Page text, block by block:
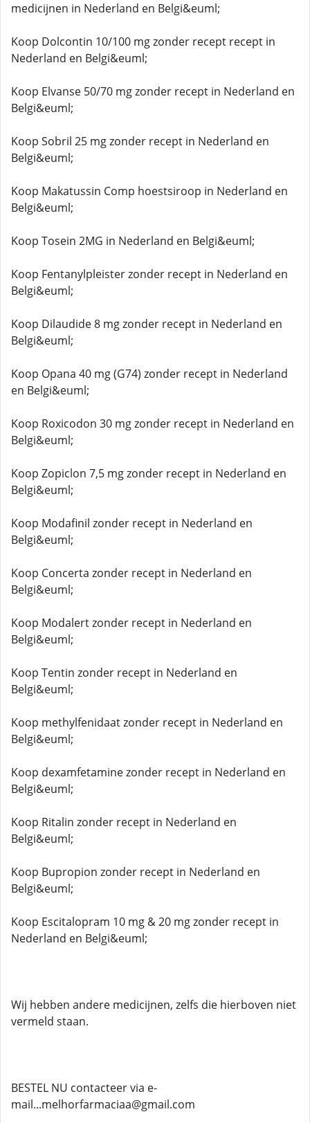
medicijnen in Nederland en Belgi&euml;
Koop Dolcontin 10/100 mg zonder recept recept in
Nederland en Belgi&euml;
Koop Elvanse 50/70 mg zonder recept in Nederland en
Belgi&euml;
Koop Sobril 25 mg zonder recept in Nederland en
Belgi&euml;
Koop Makatussin Comp hoestsiroop in Nederland en
Belgi&euml;
Koop Tosein 2MG in Nederland en Belgi&euml;
Koop Fentanylpleister zonder recept in Nederland en
Belgi&euml;
Koop Dilaudide 8 mg zonder recept in Nederland en
Belgi&euml;
Koop Opana 40 mg (G74) zonder recept in Nederland
en Belgi&euml;
Koop Roxicodon 30 mg zonder recept in Nederland en
Belgi&euml;
Koop Zopiclon 7,5 mg zonder recept in Nederland en
Belgi&euml;
Koop Modafinil zonder recept in Nederland en
Belgi&euml;
Koop Concerta zonder recept in Nederland en
Belgi&euml;
Koop Modalert zonder recept in Nederland en
Belgi&euml;
Koop Tentin zonder recept in Nederland en
Belgi&euml;
Koop methylfenidaat zonder recept in Nederland en
Belgi&euml;
Koop dexamfetamine zonder recept in Nederland en
Belgi&euml;
Koop Ritalin zonder recept in Nederland en
Belgi&euml;
Koop Bupropion zonder recept in Nederland en
Belgi&euml;
Koop Escitalopram 10 mg & 20 mg zonder recept in
Nederland en Belgi&euml;
Wij hebben andere medicijnen, zelfs die hierboven niet
vermeld staan.
BESTEL NU contacteer via e-
mail...melhorfarmaciaa@gmail.com